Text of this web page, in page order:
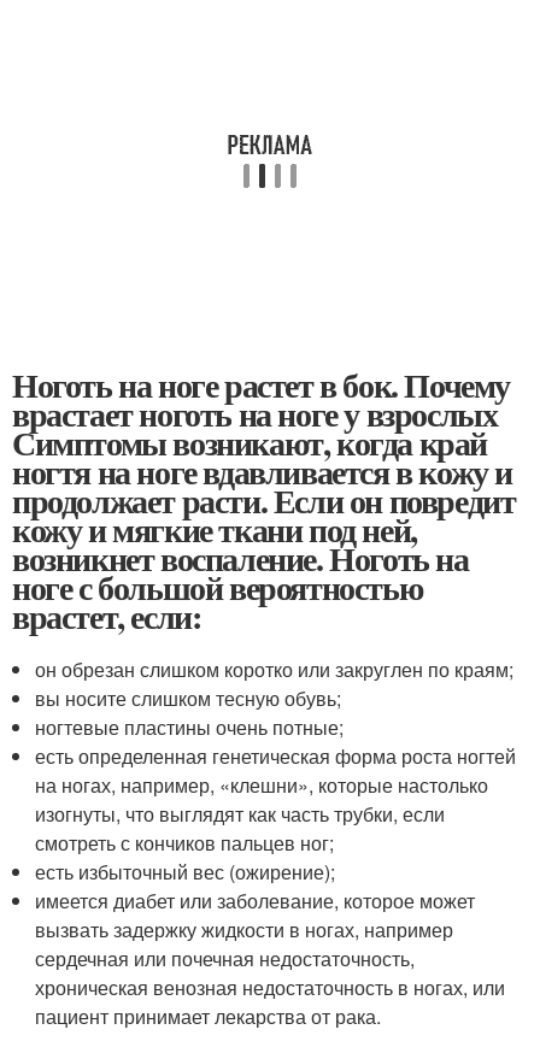
Ноготь на ноге растет в бок. Почему
врастает ноготь на ноге у взрослых
Симптомы возникают, когда край
ногтя на ноге вдавливается в кожу и
продолжает расти. Если он повредит
кожу и мягкие ткани под ней,
возникнет воспаление. Ноготь на
ноге с большой вероятностью
врастет, если:
он обрезан слишком коротко или закруглен по краям;
вы носите слишком тесную обувь;
ногтевые пластины очень потные;
есть определенная генетическая форма роста ногтей
на ногах, например, «клешни», которые настолько
изогнуты, что выглядят как часть трубки, если
смотреть с кончиков пальцев ног;
есть избыточный вес (ожирение);
имеется диабет или заболевание, которое может
вызвать задержку жидкости в ногах, например
сердечная или почечная недостаточность,
хроническая венозная недостаточность в ногах, или
пациент принимает лекарства от рака.